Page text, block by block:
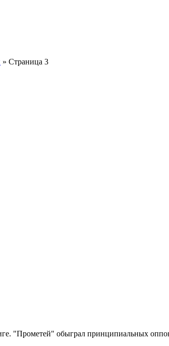
» Страница 3
"Прометей" обыграл принципиальных